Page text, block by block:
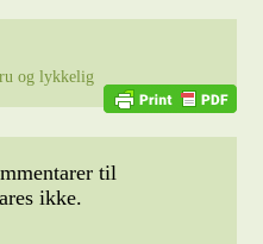
og lykkelig
til
ikke.